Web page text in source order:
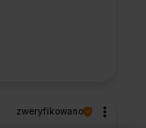
zweryfikowano